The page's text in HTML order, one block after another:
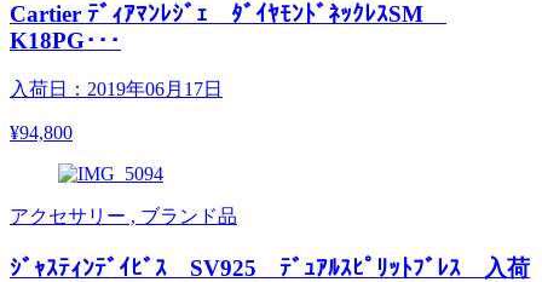
Cartier ﾃﾞｨｱﾏﾝﾚｼﾞｪ ﾀﾞｲﾔﾓﾝﾄﾞﾈｯｸﾚｽSM
K18PG･･･
入荷日：2019年06月17日
¥94,800
アクセサリー , ブランド品
ｼﾞｬｽﾃｨﾝﾃﾞｲﾋﾞｽ SV925 ﾃﾞｭｱﾙｽﾋﾟﾘｯﾄﾌﾞﾚｽ 入荷